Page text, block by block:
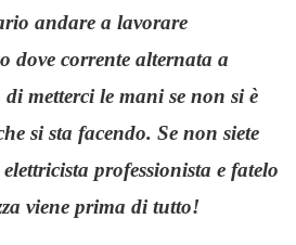
andare a lavorare
dove corrente alternata a
metterci le mani se non si è
si sta facendo. Se non siete
professionista e fatelo
viene prima di tutto!